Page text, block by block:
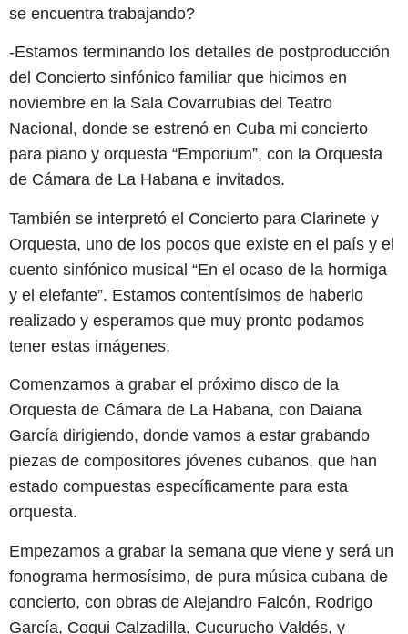
se encuentra trabajando?
-Estamos terminando los detalles de postproducción
del Concierto sinfónico familiar que hicimos en
noviembre en la Sala Covarrubias del Teatro
Nacional, donde se estrenó en Cuba mi concierto
para piano y orquesta “Emporium”, con la Orquesta
de Cámara de La Habana e invitados.
También se interpretó el Concierto para Clarinete y
Orquesta, uno de los pocos que existe en el país y el
cuento sinfónico musical “En el ocaso de la hormiga
y el elefante”. Estamos contentísimos de haberlo
realizado y esperamos que muy pronto podamos
tener estas imágenes.
Comenzamos a grabar el próximo disco de la
Orquesta de Cámara de La Habana, con Daiana
García dirigiendo, donde vamos a estar grabando
piezas de compositores jóvenes cubanos, que han
estado compuestas específicamente para esta
orquesta.
Empezamos a grabar la semana que viene y será un
fonograma hermosísimo, de pura música cubana de
concierto, con obras de Alejandro Falcón, Rodrigo
García, Coqui Calzadilla, Cucurucho Valdés, y